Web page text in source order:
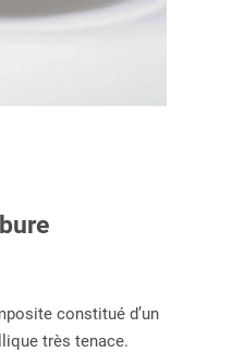
constitué d’un
très tenace.